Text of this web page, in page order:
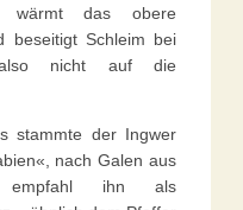
wärmt das obere
beseitigt Schleim bei
nicht auf die
stammte der Ingwer
nach Galen aus
empfahl ihn als